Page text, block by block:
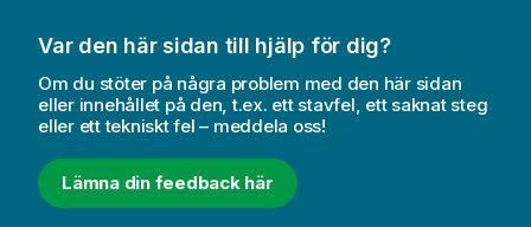
Var den här sidan till hjälp för dig?
Om du stöter på några problem med den här sidan
eller innehållet på den, t.ex. ett stavfel, ett saknat steg
eller ett tekniskt fel – meddela oss!
Lämna din feedback här